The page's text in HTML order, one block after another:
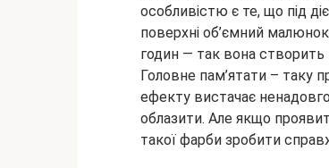
особливістю є те, що під
поверхні об’ємний
годин — так вона створить
Головне пам’ятати – таку
ефекту вистачає
облазити. Але якщо
такої фарби зробити